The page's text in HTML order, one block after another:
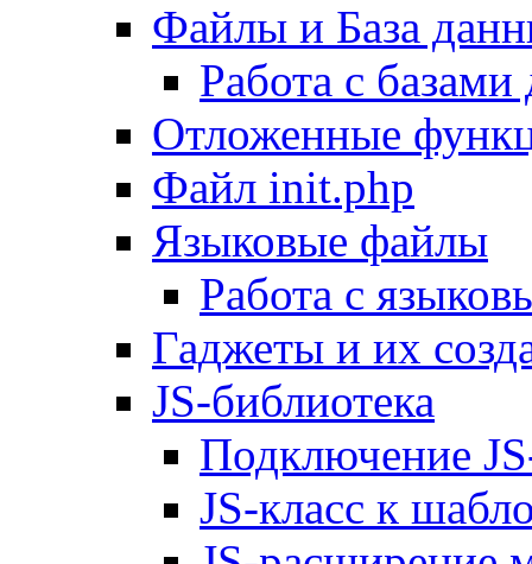
Файлы и База
Работа с
Отложенные
Файл init.php
Языковые файлы
Работа с
Гаджеты и их
JS-библиотека
Подключение
JS-класс к